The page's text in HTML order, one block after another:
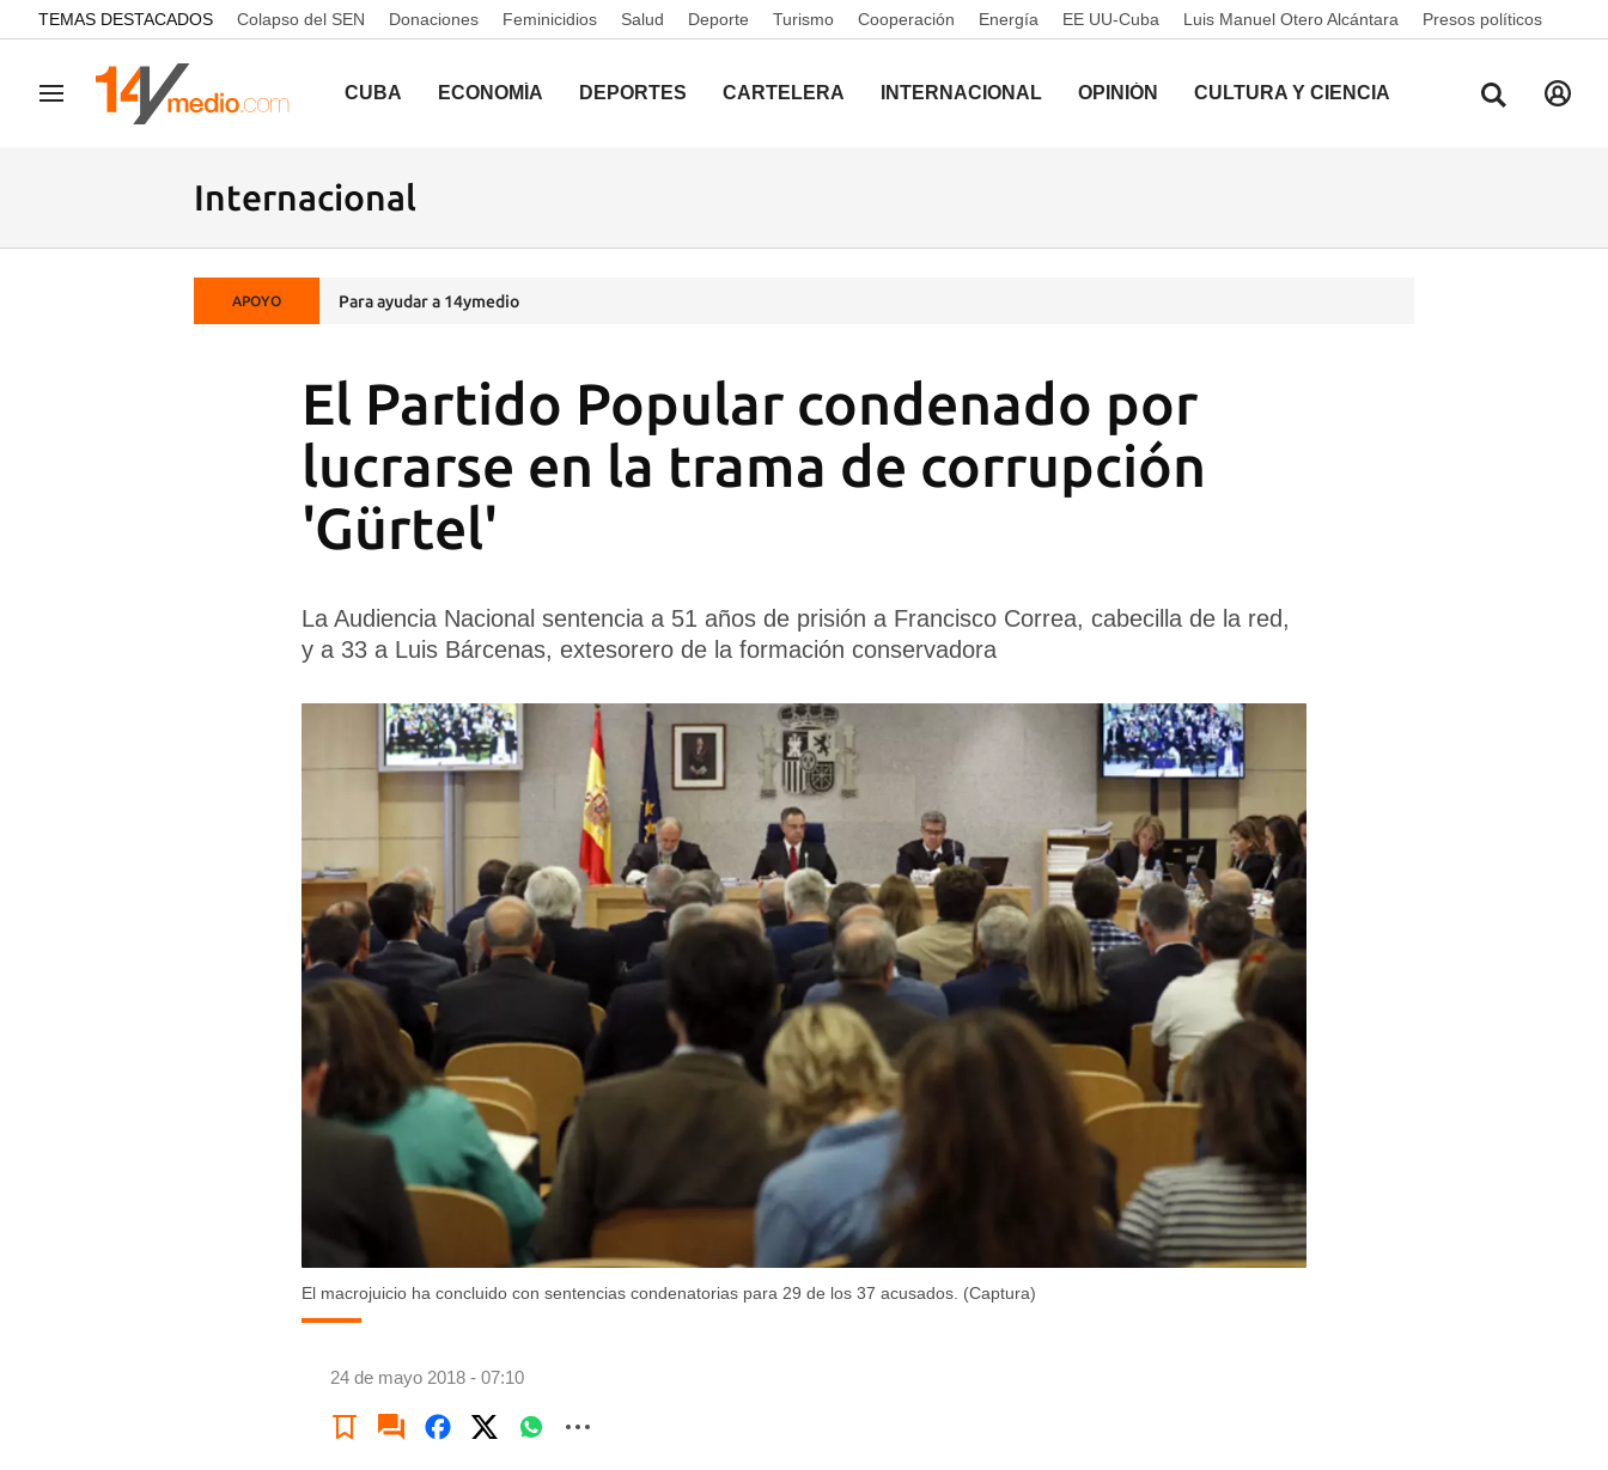
common.go-to-content
TEMAS DESTACADOS Colapso del SEN Donaciones Feminicidios Salud Deporte Turismo Cooperación Energía EE UU-Cuba Luis Manuel Otero Alcántara Presos políticos
Navegación CUBA ECONOMÍA DEPORTES CARTELERA INTERNACIONAL OPINIÓN CULTURA Y CIENCIA
Internacional
APOYO Para ayudar a 14ymedio
El Partido Popular condenado por
lucrarse en la trama de corrupción
'Gürtel'
La Audiencia Nacional sentencia a 51 años de prisión a Francisco Correa, cabecilla de la red,
y a 33 a Luis Bárcenas, extesorero de la formación conservadora
El macrojuicio ha concluido con sentencias condenatorias para 29 de los 37 acusados. (Captura)
24 de mayo 2018 - 07:10